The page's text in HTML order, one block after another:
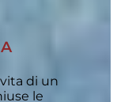
di un
le